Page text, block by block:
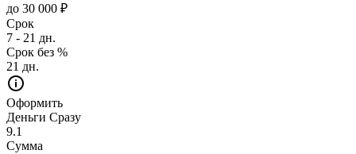
до 30 000 ₽
Срок
7 - 21 дн.
Срок без %
21 дн.
Оформить
Деньги Сразу
9.1
Сумма